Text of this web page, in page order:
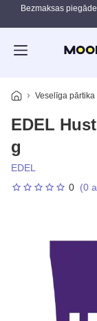
Pāriet uz
Bezmaksas
Veselīga pārtika
EDEL
g
EDEL
0 (0